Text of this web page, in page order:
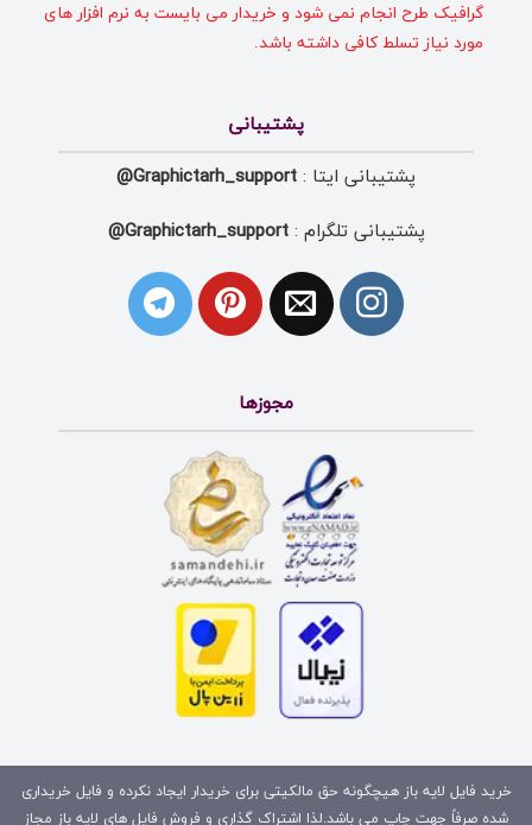
گرافیک طرح انجام نمی شود و خریدار می بایست به نرم افزار های
مورد نیاز تسلط کافی داشته باشد.
پشتیبانی
پشتیبانی ایتا : Graphictarh_support@
پشتیبانی تلگرام :Graphictarh_support@
مجوزها
خرید فایل لایه باز هیچگونه حق مالکیتی برای خریدار ایجاد نکرده و فایل خریداری
شده صرفاً جهت چاپ می باشد.لذا اشتراک گذاری و فروش فایل های لایه باز مجاز